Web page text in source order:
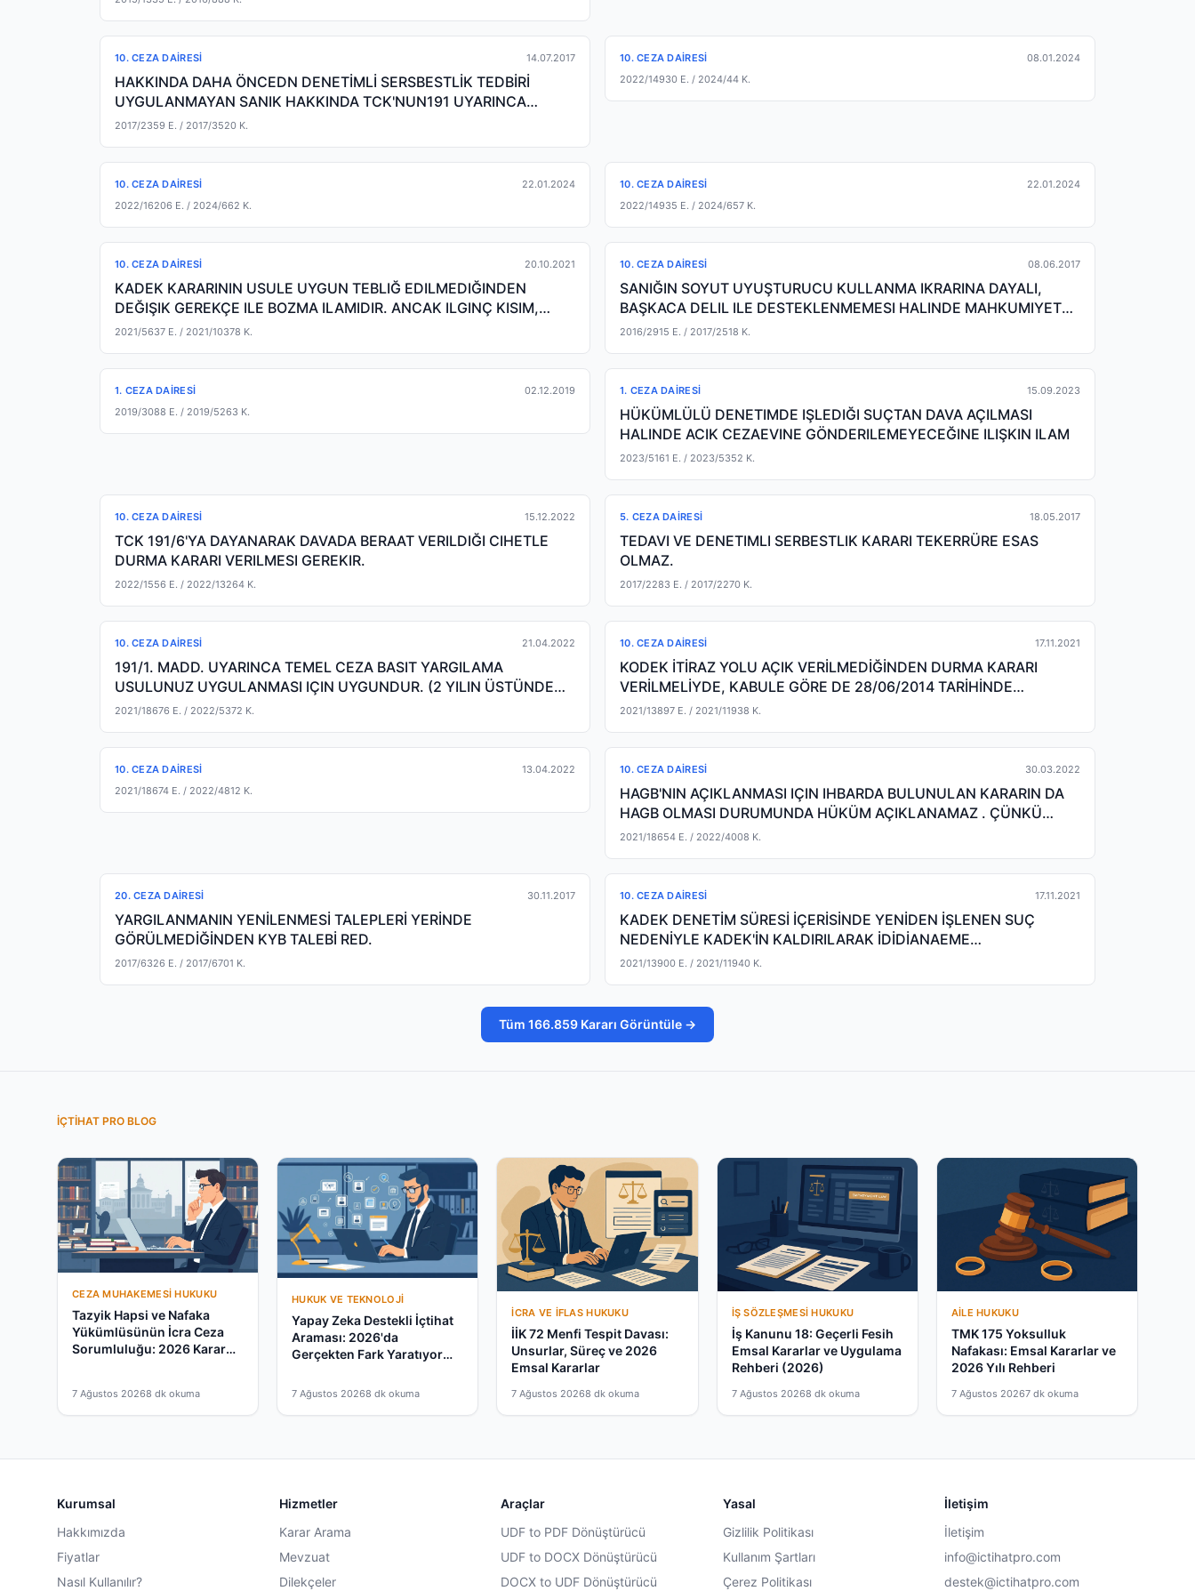
10. CEZA DAIRESI 14.07.2017
HAKKINDA DAHA ÖNCEDN DENETİMLİ SERSBESTLİK TEDBİRİ
UYGULANMAYAN SANIK HAKKINDA TCK'NUN191 UYARINCA
VERİLEN HAGB KARARI İ
2017/2359 E. / 2017/3520 K.
10. CEZA DAIRESI
08.01.2024
2022/14930 E. / 2024/44 K.
10. CEZA DAIRESI
22.01.2024
2022/16206 E. / 2024/662 K.
10. CEZA DAIRESI
22.01.2024
2022/14935 E. / 2024/657 K.
10. CEZA DAIRESI 20.10.2021
KADEK KARARININ USULE UYGUN TEBLIĞ EDILMEDIĞINDEN
DEĞIŞIK GEREKÇE ILE BOZMA ILAMIDIR. ANCAK ILGINÇ KISIM,
KADEK DENETIM
2021/5637 E. / 2021/10378 K.
10. CEZA DAIRESI 08.06.2017
SANIĞIN SOYUT UYUŞTURUCU KULLANMA IKRARINA DAYALI,
BAŞKACA DELIL ILE DESTEKLENMEMESI HALINDE MAHKUMIYET
VERILMEZ.
2016/2915 E. / 2017/2518 K.
1. CEZA DAIRESI
02.12.2019
2019/3088 E. / 2019/5263 K.
1. CEZA DAIRESI 15.09.2023
HÜKÜMLÜLÜ DENETIMDE IŞLEDIĞI SUÇTAN DAVA AÇILMASI
HALINDE ACIK CEZAEVINE GÖNDERILEMEYECEĞINE ILIŞKIN ILAM
2023/5161 E. / 2023/5352 K.
10. CEZA DAIRESI 15.12.2022
TCK 191/6'YA DAYANARAK DAVADA BERAAT VERILDIĞI CIHETLE
DURMA KARARI VERILMESI GEREKIR.
2022/1556 E. / 2022/13264 K.
5. CEZA DAIRESI 18.05.2017
TEDAVI VE DENETIMLI SERBESTLIK KARARI TEKERRÜRE ESAS
OLMAZ.
2017/2283 E. / 2017/2270 K.
10. CEZA DAIRESI 21.04.2022
191/1. MADD. UYARINCA TEMEL CEZA BASIT YARGILAMA
USULUNUZ UYGULANMASI IÇIN UYGUNDUR. (2 YILIN ÜSTÜNDE
DEĞIL)
2021/18676 E. / 2022/5372 K.
10. CEZA DAIRESI 17.11.2021
KODEK İTİRAZ YOLU AÇIK VERİLMEDİĞİNDEN DURMA KARARI
VERİLMELİYDE, KABULE GÖRE DE 28/06/2014 TARİHİNDE
YÜRÜRLÜĞE GİREN 65
2021/13897 E. / 2021/11938 K.
10. CEZA DAIRESI
13.04.2022
2021/18674 E. / 2022/4812 K.
10. CEZA DAIRESI 30.03.2022
HAGB'NIN AÇIKLANMASI IÇIN IHBARDA BULUNULAN KARARIN DA
HAGB OLMASI DURUMUNDA HÜKÜM AÇIKLANAMAZ . ÇÜNKÜ
IHBARA KONU KARAR
2021/18654 E. / 2022/4008 K.
20. CEZA DAIRESI 30.11.2017
YARGILANMANIN YENİLENMESİ TALEPLERİ YERİNDE
GÖRÜLMEDİĞİNDEN KYB TALEBİ RED.
2017/6326 E. / 2017/6701 K.
10. CEZA DAIRESI 17.11.2021
KADEK DENETİM SÜRESİ İÇERİSİNDE YENİDEN İŞLENEN SUÇ
NEDENİYLE KADEK'İN KALDIRILARAK İDİDİANAEME
DÜZENLEYEREK AÇILAN KAMU
2021/13900 E. / 2021/11940 K.
Tüm 166.859 Kararı Görüntüle →
İÇTIHAT PRO BLOG
CEZA MUHAKEMESI HUKUKU
Tazyik Hapsi ve Nafaka
Yükümlüsünün İcra Ceza
Sorumluluğu: 2026 Karar
7 Ağustos 20268 dk okuma
HUKUK VE TEKNOLOJI
Yapay Zeka Destekli İçtihat
Araması: 2026'da
Gerçekten Fark Yaratıyor
7 Ağustos 20268 dk okuma
İCRA VE İFLAS HUKUKU
İİK 72 Menfi Tespit Davası:
Unsurlar, Süreç ve 2026
Emsal Kararlar
7 Ağustos 20268 dk okuma
İŞ SÖZLEŞMESI HUKUKU
İş Kanunu 18: Geçerli Fesih
Emsal Kararlar ve Uygulama
Rehberi (2026)
7 Ağustos 20268 dk okuma
AILE HUKUKU
TMK 175 Yoksulluk
Nafakası: Emsal Kararlar ve
2026 Yılı Rehberi
7 Ağustos 20267 dk okuma
Kurumsal
Hakkımızda
Fiyatlar
Nasıl Kullanılır?
Hizmetler
Karar Arama
Mevzuat
Dilekçeler
Araçlar
UDF to PDF Dönüştürücü
UDF to DOCX Dönüştürücü
DOCX to UDF Dönüştürücü
Yasal
Gizlilik Politikası
Kullanım Şartları
Çerez Politikası
İletişim
İletişim
info@ictihatpro.com
destek@ictihatpro.com